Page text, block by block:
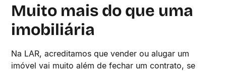
Muito mais do que uma
imobiliária
Na LAR, acreditamos que vender ou alugar um
imóvel vai muito além de fechar um contrato, se